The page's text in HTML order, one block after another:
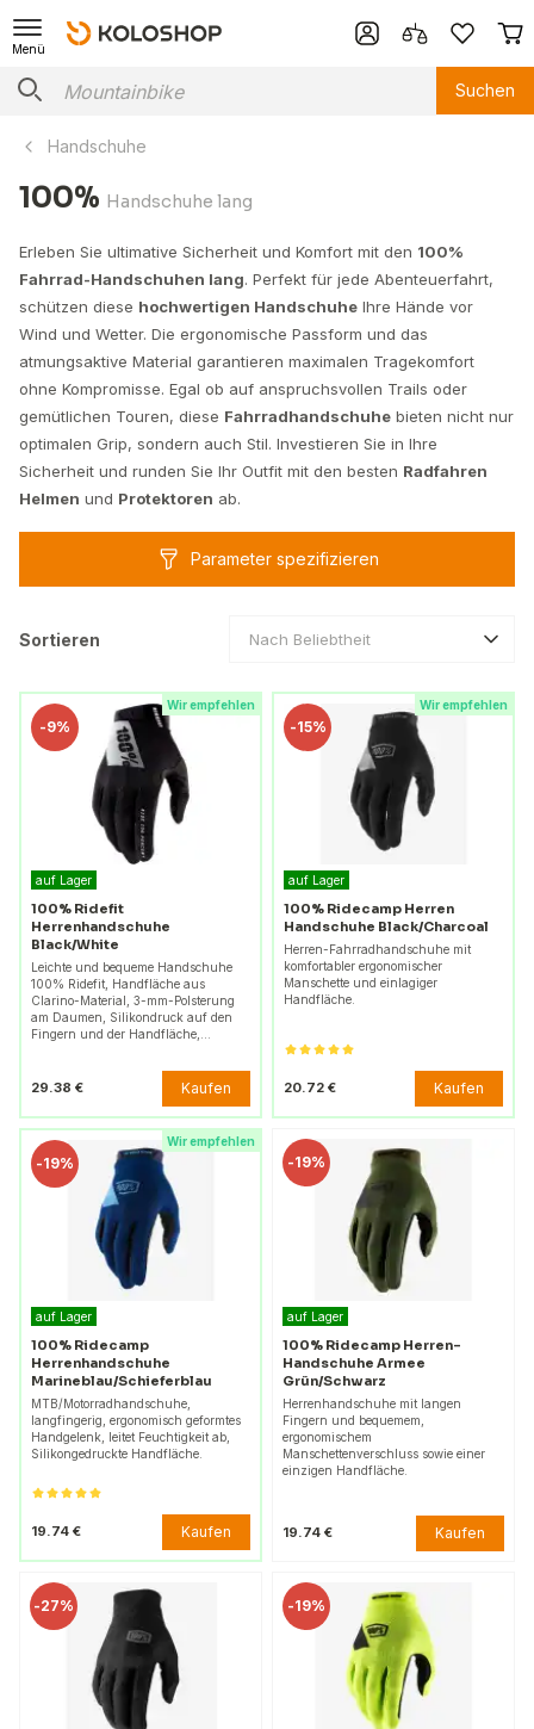
Menü
Suchen
Handschuhe
100% Handschuhe lang
Erleben Sie ultimative Sicherheit und Komfort mit den 100%
Fahrrad-Handschuhen lang. Perfekt für jede Abenteuerfahrt,
schützen diese hochwertigen Handschuhe Ihre Hände vor
Wind und Wetter. Die ergonomische Passform und das
atmungsaktive Material garantieren maximalen Tragekomfort
ohne Kompromisse. Egal ob auf anspruchsvollen Trails oder
gemütlichen Touren, diese Fahrradhandschuhe bieten nicht nur
optimalen Grip, sondern auch Stil. Investieren Sie in Ihre
Sicherheit und runden Sie Ihr Outfit mit den besten Radfahren
Helmen und Protektoren ab.
Parameter spezifizieren
Sortieren Nach Beliebtheit
Wir empfehlen
-9%
auf Lager
100% Ridefit
Herrenhandschuhe
Black/White
Leichte und bequeme Handschuhe
100% Ridefit, Handfläche aus
Clarino-Material, 3-mm-Polsterung
am Daumen, Silikondruck auf den
Fingern und der Handfläche,…
29.38 € Kaufen
Wir empfehlen
-15%
auf Lager
100% Ridecamp Herren
Handschuhe Black/Charcoal
Herren-Fahrradhandschuhe mit
komfortabler ergonomischer
Manschette und einlagiger
Handfläche.
20.72 € Kaufen
Wir empfehlen
-19%
auf Lager
100% Ridecamp
Herrenhandschuhe
Marineblau/Schieferblau
MTB/Motorradhandschuhe,
langfingerig, ergonomisch geformtes
Handgelenk, leitet Feuchtigkeit ab,
Silikongedruckte Handfläche.
19.74 € Kaufen
-19%
auf Lager
100% Ridecamp Herren-
Handschuhe Armee
Grün/Schwarz
Herrenhandschuhe mit langen
Fingern und bequemem,
ergonomischem
Manschettenverschluss sowie einer
einzigen Handfläche.
19.74 € Kaufen
-27% -19%